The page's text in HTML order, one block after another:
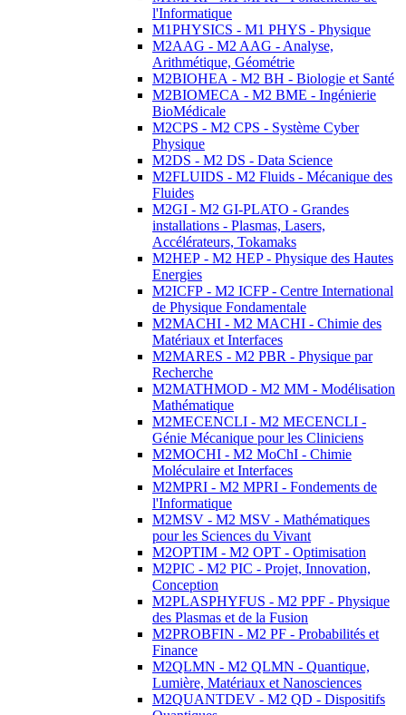
l'Informatique
M1PHYSICS - M1 PHYS - Physique
M2AAG - M2 AAG - Analyse,
Arithmétique, Géométrie
M2BIOHEA - M2 BH - Biologie et Santé
M2BIOMECA - M2 BME - Ingénierie
BioMédicale
M2CPS - M2 CPS - Système Cyber
Physique
M2DS - M2 DS - Data Science
M2FLUIDS - M2 Fluids - Mécanique des
Fluides
M2GI - M2 GI-PLATO - Grandes
installations - Plasmas, Lasers,
Accélérateurs, Tokamaks
M2HEP - M2 HEP - Physique des Hautes
Energies
M2ICFP - M2 ICFP - Centre International
de Physique Fondamentale
M2MACHI - M2 MACHI - Chimie des
Matériaux et Interfaces
M2MARES - M2 PBR - Physique par
Recherche
M2MATHMOD - M2 MM - Modélisation
Mathématique
M2MECENCLI - M2 MECENCLI -
Génie Mécanique pour les Cliniciens
M2MOCHI - M2 MoChI - Chimie
Moléculaire et Interfaces
M2MPRI - M2 MPRI - Fondements de
l'Informatique
M2MSV - M2 MSV - Mathématiques
pour les Sciences du Vivant
M2OPTIM - M2 OPT - Optimisation
M2PIC - M2 PIC - Projet, Innovation,
Conception
M2PLASPHYFUS - M2 PPF - Physique
des Plasmas et de la Fusion
M2PROBFIN - M2 PF - Probabilités et
Finance
M2QLMN - M2 QLMN - Quantique,
Lumière, Matériaux et Nanosciences
M2QUANTDEV - M2 QD - Dispositifs